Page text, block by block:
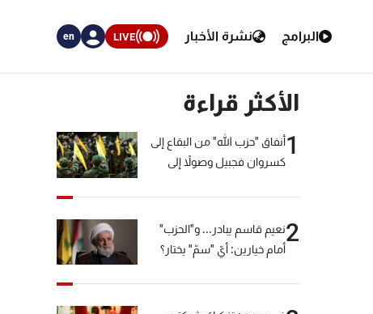
البرامج نشرة الأخبار LIVE
en
الأكثر قراءة
1أنفاق "حزب الله" من البقاع إلى
كسروان فجبيل وصولاً إلى
2نعيم قاسم يبادر... و"الحزب"
أمام خيارين: أيّ "سمّ" يختار؟